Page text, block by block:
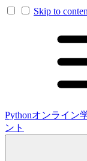
Skip to
Pythonオンライン
ント